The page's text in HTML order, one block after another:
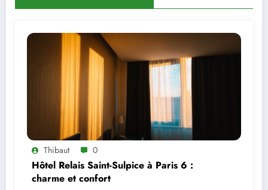
Thibaut 0
Hôtel Relais Saint-Sulpice à Paris 6 :
charme et confort